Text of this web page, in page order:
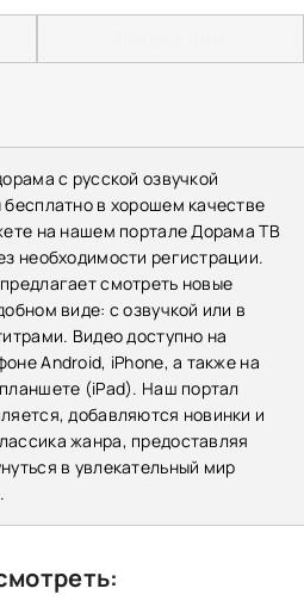
с русской озвучкой
в хорошем качестве
на нашем портале Дорама ТВ
необходимости регистрации.
смотреть новые
виде: с озвучкой или в
Видео доступно на
Android, iPhone, а также на
(iPad). Наш портал
добавляются новинки и
жанра, предоставляя
в увлекательный мир